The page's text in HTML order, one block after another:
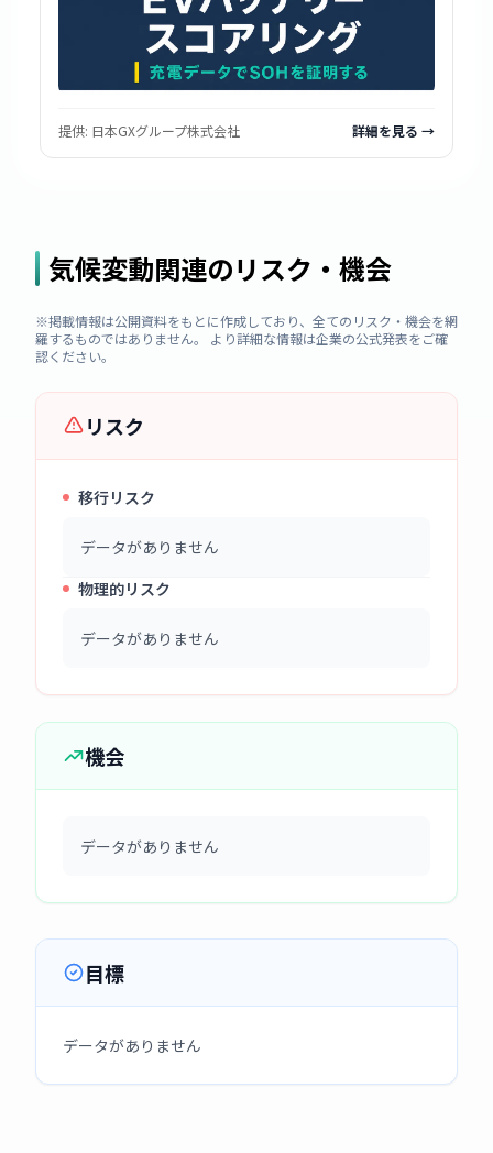
提供: 日本GXグループ株式会社 詳細を見る →
気候変動関連のリスク・機会
※掲載情報は公開資料をもとに作成しており、全てのリスク・機会を網
羅するものではありません。 より詳細な情報は企業の公式発表をご確
認ください。
リスク
移行リスク
データがありません
物理的リスク
データがありません
機会
データがありません
目標
データがありません